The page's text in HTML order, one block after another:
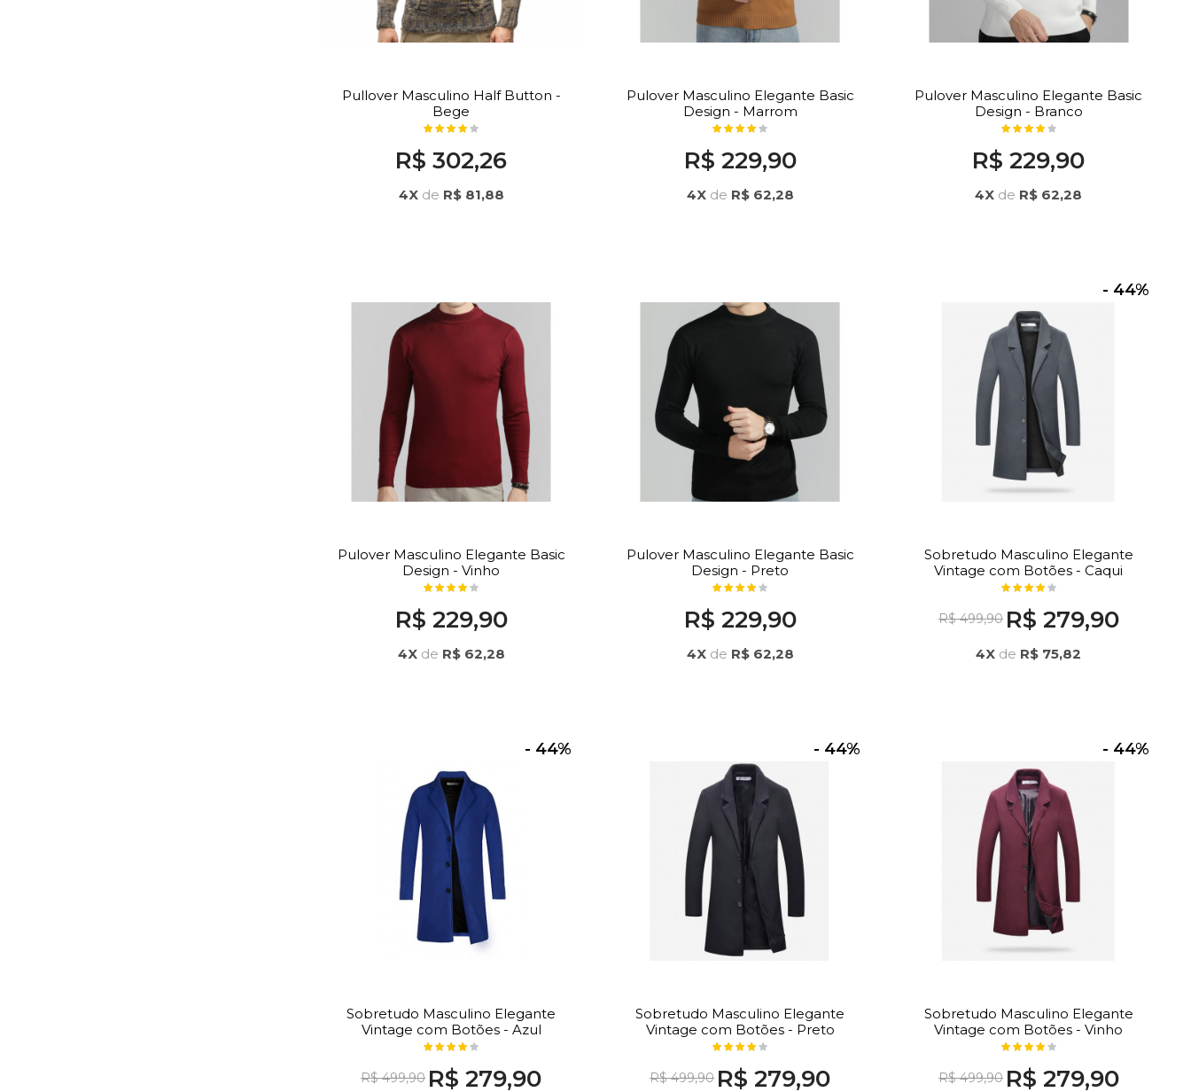
Pullover Masculino Half Button -
Bege
R$ 302,26
4Xde R$ 81,88
Pulover Masculino Elegante Basic
Design - Marrom
R$ 229,90
4Xde R$ 62,28
Pulover Masculino Elegante Basic
Design - Branco
R$ 229,90
4X de R$ 62,28
Pulover Masculino Elegante Basic
Design - Vinho
R$ 229,90
4Xde R$ 62,28
Pulover Masculino Elegante Basic
Design - Preto
R$ 229,90
4Xde R$ 62,28
- 44%
Sobretudo Masculino Elegante
Vintage com Botões - Caqui
R$ 499,90 R$ 279,90
4X de R$ 75,82
- 44%
Sobretudo Masculino Elegante
Vintage com Botões - Azul
R$ 499,90 R$ 279,90
- 44%
Sobretudo Masculino Elegante
Vintage com Botões - Preto
R$ 499,90 R$ 279,90
- 44%
Sobretudo Masculino Elegante
Vintage com Botões - Vinho
R$ 499,90 R$ 279,90